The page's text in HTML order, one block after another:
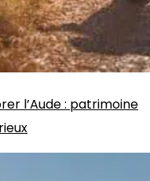
l’Aude : patrimoine